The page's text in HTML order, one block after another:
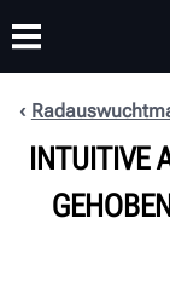
PRODUKTE
INTUITIVE